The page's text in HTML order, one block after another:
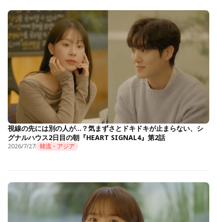
視線の先には別の人が…？気まずさとドキドキが止まらない、シ
グナルハウス2日目の朝『HEART SIGNAL4』第2話
2026/7/27 韓流・アジア